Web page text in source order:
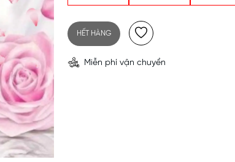
HẾT HÀNG
Miễn phí vận chuyển